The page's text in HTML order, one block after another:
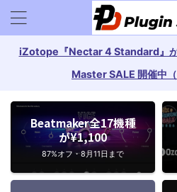
iZotope『Nectar 4 Standard』
Master SALE 開催中（
Beatmaker全17機種
が¥1,100
87%オフ・8月11日まで